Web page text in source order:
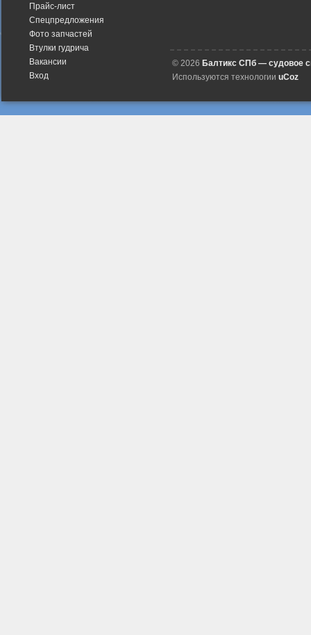
Прайс-лист
Спецпредложения
Фото запчастей
Втулки гудрича
Вакансии
Вход
© 2026 Балтикс СПб — судовое
Используются технологии uCoz